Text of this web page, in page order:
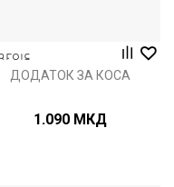
ДОДАТОК ЗА КОСА
1.090 МКД